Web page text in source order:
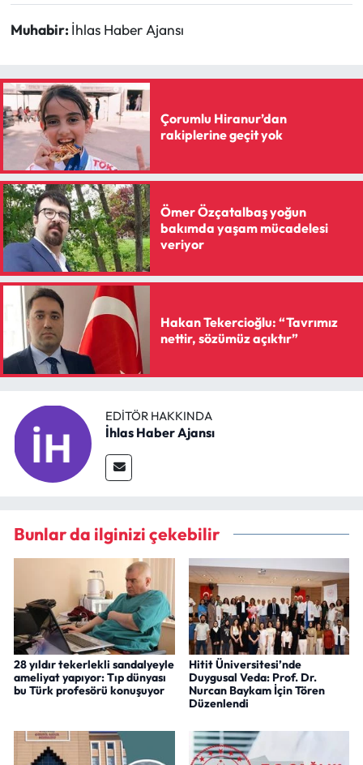
Muhabir: İhlas Haber Ajansı
Çorumlu Hiranur’dan
rakiplerine geçit yok
Ömer Özçatalbaş yoğun
bakımda yaşam mücadelesi
veriyor
Hakan Tekercioğlu: “Tavrımız
nettir, sözümüz açıktır”
EDITÖR HAKKINDA
İhlas Haber Ajansı
Bunlar da ilginizi çekebilir
28 yıldır tekerlekli sandalyeyle
ameliyat yapıyor: Tıp dünyası
bu Türk profesörü konuşuyor
Hitit Üniversitesi’nde
Duygusal Veda: Prof. Dr.
Nurcan Baykam İçin Tören
Düzenlendi